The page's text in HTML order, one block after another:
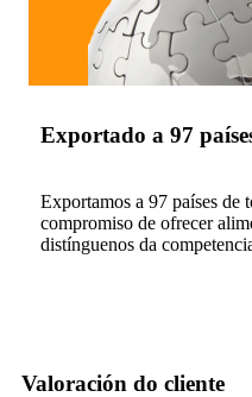
Exportado a 97
Exportamos a 97 países de
compromiso de ofrecer
distínguenos da
Valoración do cliente